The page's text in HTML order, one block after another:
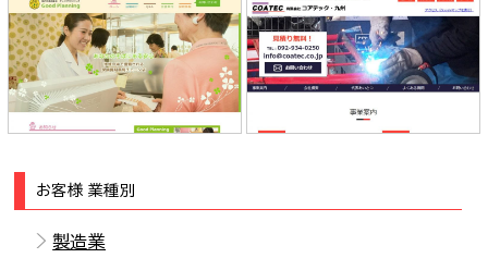
株式会社グッドプランニング 様 コアテック・九州 様
お客様 業種別
製造業